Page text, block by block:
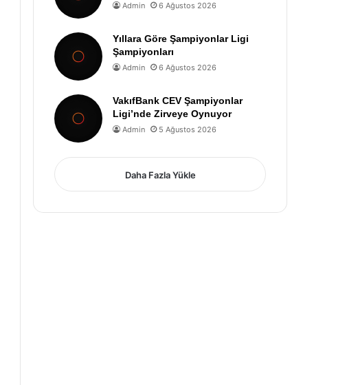
Admin 6 Ağustos 2026
Yıllara Göre Şampiyonlar Ligi
Şampiyonları
Admin 6 Ağustos 2026
VakıfBank CEV Şampiyonlar
Ligi’nde Zirveye Oynuyor
Admin 5 Ağustos 2026
Daha Fazla Yükle